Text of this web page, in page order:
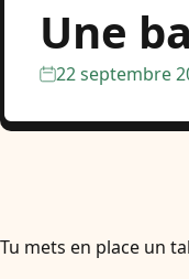
Une
22 septembre
Tu mets en place un